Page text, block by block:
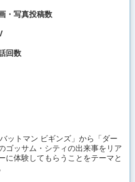
・写真投稿数
回数
ットマン ビギンズ」から「ダー
ゴッサム・シティの出来事をリア
に体験してもらうことをテーマと